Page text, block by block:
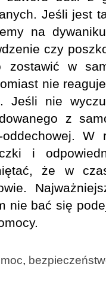
Jeśli jest
na
czy
w
nie
Jeśli nie
z
oddechowej.
i
że w
nie bać się
,